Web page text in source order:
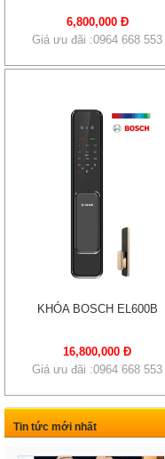
6,800,000 Đ
Giá ưu đãi :0964 668 553
KHÓA BOSCH EL600B
16,800,000 Đ
Giá ưu đãi :0964 668 553
Tin tức mới nhất